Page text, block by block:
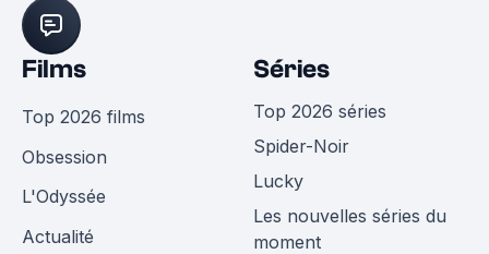
Films
Top 2026 films
Obsession
L'Odyssée
Actualité
Séries
Top 2026 séries
Spider-Noir
Lucky
Les nouvelles séries du
moment